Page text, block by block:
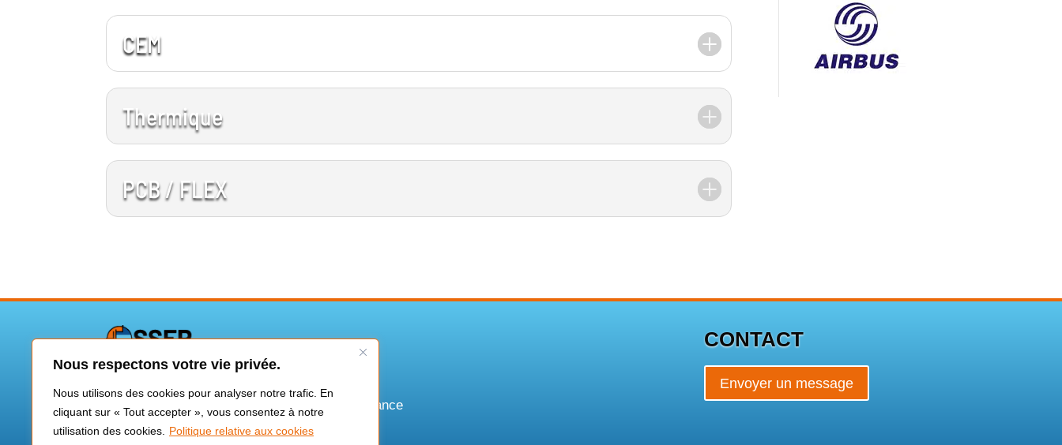
Nous respectons votre vie privée.
Nous utilisons des cookies pour analyser notre trafic. En
cliquant sur « Tout accepter », vous consentez à notre
utilisation des cookies.
Politique relative aux cookies
CEM
Thermique
PCB / FLEX
Vincent VEREILLE
Consultant ingénieur en électronique de puissance
Assistance technique hybride
Bureau d’étude & Laboratoire
CONTACT
Envoyer un message